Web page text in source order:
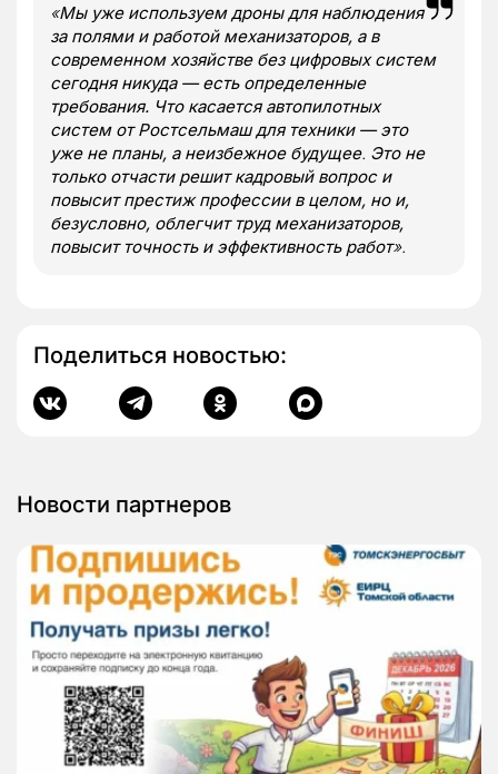
«Мы уже используем дроны для наблюдения
за полями и работой механизаторов, а в
современном хозяйстве без цифровых систем
сегодня никуда — есть определенные
требования. Что касается автопилотных
систем от Ростсельмаш для техники — это
уже не планы, а неизбежное будущее. Это не
только отчасти решит кадровый вопрос и
повысит престиж профессии в целом, но и,
безусловно, облегчит труд механизаторов,
повысит точность и эффективность работ».
Поделиться новостью:
Новости партнеров